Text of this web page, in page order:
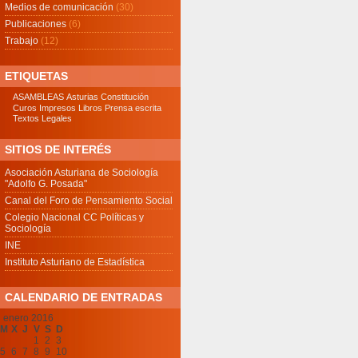
Medios de comunicación (30)
Publicaciones (6)
Trabajo (12)
ETIQUETAS
ASAMBLEAS Asturias Constitución
Curos Impresos Libros Prensa escrita
Textos Legales
SITIOS DE INTERÉS
Asociación Asturiana de Sociología
"Adolfo G. Posada"
Canal del Foro de Pensamiento Social
Colegio Nacional CC Políticas y
Sociología
INE
Instituto Asturiano de Estadística
CALENDARIO DE ENTRADAS
enero 2016
M X J V S D
1 2 3
5 6 7 8 9
10